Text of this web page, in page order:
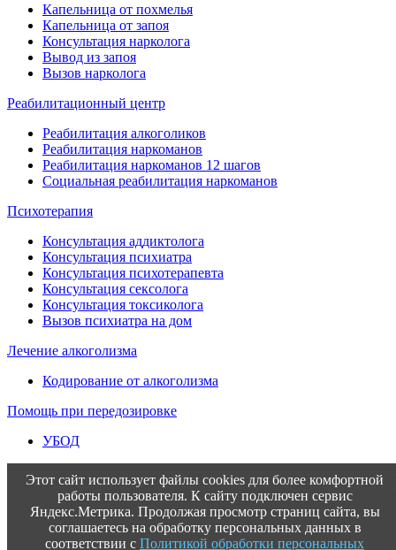
Капельница от похмелья
Капельница от запоя
Консультация нарколога
Вывод из запоя
Вызов нарколога
Реабилитационный центр
Реабилитация алкоголиков
Реабилитация наркоманов
Реабилитация наркоманов 12 шагов
Социальная реабилитация наркоманов
Психотерапия
Консультация аддиктолога
Консультация психиатра
Консультация психотерапевта
Консультация сексолога
Консультация токсиколога
Вызов психиатра на дом
Лечение алкоголизма
Кодирование от алкоголизма
Помощь при передозировке
УБОД
Этот сайт использует файлы cookies для более комфортной
работы пользователя. К сайту подключен сервис
Яндекс.Метрика. Продолжая просмотр страниц сайта, вы
соглашаетесь на обработку персональных данных в
соответствии с Политикой обработки персональных